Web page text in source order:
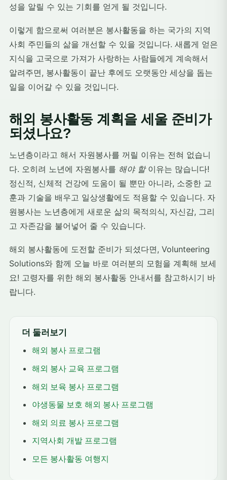
성을 알릴 수 있는 기회를 얻게 될 것입니다.
이렇게 함으로써 여러분은 봉사활동을 하는 국가의 지역
사회 주민들의 삶을 개선할 수 있을 것입니다. 새롭게 얻은
지식을 고국으로 가져가 사랑하는 사람들에게 계속해서
알려주면, 봉사활동이 끝난 후에도 오랫동안 세상을 돕는
일을 이어갈 수 있을 것입니다.
해외 봉사활동 계획을 세울 준비가
되셨나요?
노년층이라고 해서 자원봉사를 꺼릴 이유는 전혀 없습니
다. 오히려 노년에 자원봉사를 해야 할이유는 많습니다!
정신적, 신체적 건강에 도움이 될 뿐만 아니라, 소중한 교
훈과 기술을 배우고 일상생활에도 적용할 수 있습니다. 자
원봉사는 노년층에게 새로운 삶의 목적의식, 자신감, 그리
고 자존감을 불어넣어 줄 수 있습니다.
해외 봉사활동에 도전할 준비가 되셨다면, Volunteering
Solutions와 함께 오늘 바로 여러분의 모험을 계획해 보세
요! 고령자를 위한 해외 봉사활동 안내서를 참고하시기 바
랍니다.
더 둘러보기
해외 봉사 프로그램
해외 봉사 교육 프로그램
해외 보육 봉사 프로그램
야생동물 보호 해외 봉사 프로그램
해외 의료 봉사 프로그램
지역사회 개발 프로그램
모든 봉사활동 여행지